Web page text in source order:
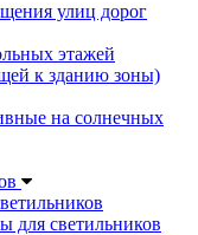
улиц дорог
этажей
к зданию зоны)
на солнечных
для светильников